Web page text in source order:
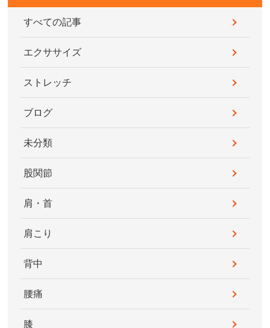
すべての記事
エクササイズ
ストレッチ
ブログ
未分類
股関節
肩・首
肩こり
背中
腰痛
膝